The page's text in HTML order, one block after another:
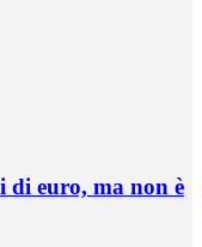
di euro, ma non è